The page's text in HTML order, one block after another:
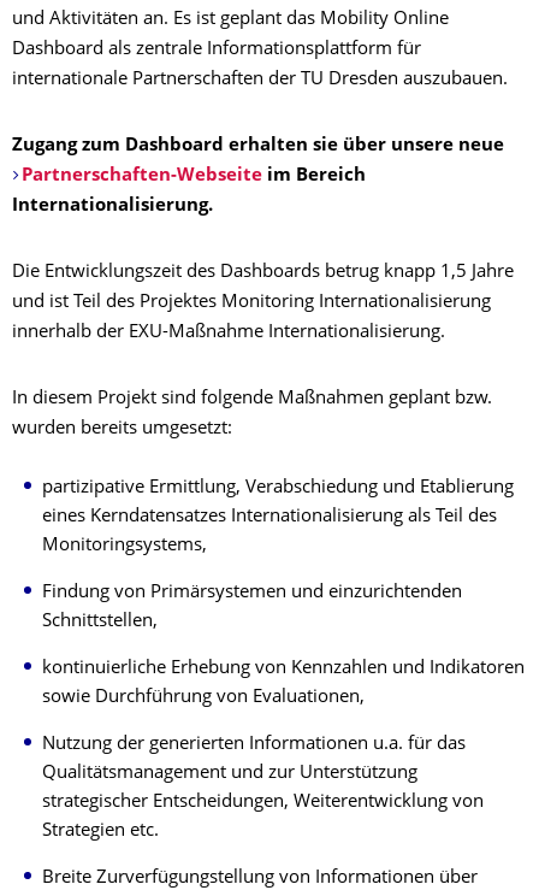
und Aktivitäten an. Es ist geplant das Mobility Online
Dashboard als zentrale Informationsplattform für
internationale Partnerschaften der TU Dresden auszubauen.
Zugang zum Dashboard erhalten sie über unsere neue
Partnerschaften-Webseiteim Bereich
Internationalisierung.
Die Entwicklungszeit des Dashboards betrug knapp 1,5 Jahre
und ist Teil des Projektes Monitoring Internationalisierung
innerhalb der EXU-Maßnahme Internationalisierung.
In diesem Projekt sind folgende Maßnahmen geplant bzw.
wurden bereits umgesetzt:
partizipative Ermittlung, Verabschiedung und Etablierung
eines Kerndatensatzes Internationalisierung als Teil des
Monitoringsystems,
Findung von Primärsystemen und einzurichtenden
Schnittstellen,
kontinuierliche Erhebung von Kennzahlen und Indikatoren
sowie Durchführung von Evaluationen,
Nutzung der generierten Informationen u.a. für das
Qualitätsmanagement und zur Unterstützung
strategischer Entscheidungen, Weiterentwicklung von
Strategien etc.
Breite Zurverfügungstellung von Informationen über